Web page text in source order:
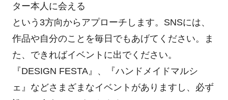
ター本人に会える
という3方向からアプローチします。SNSには、
作品や自分のことを毎日でもあげてください。ま
た、できればイベントに出でください。
『DESIGN FESTA』、『ハンドメイドマルシ
ェ』などさまざまなイベントがありますし、必ず